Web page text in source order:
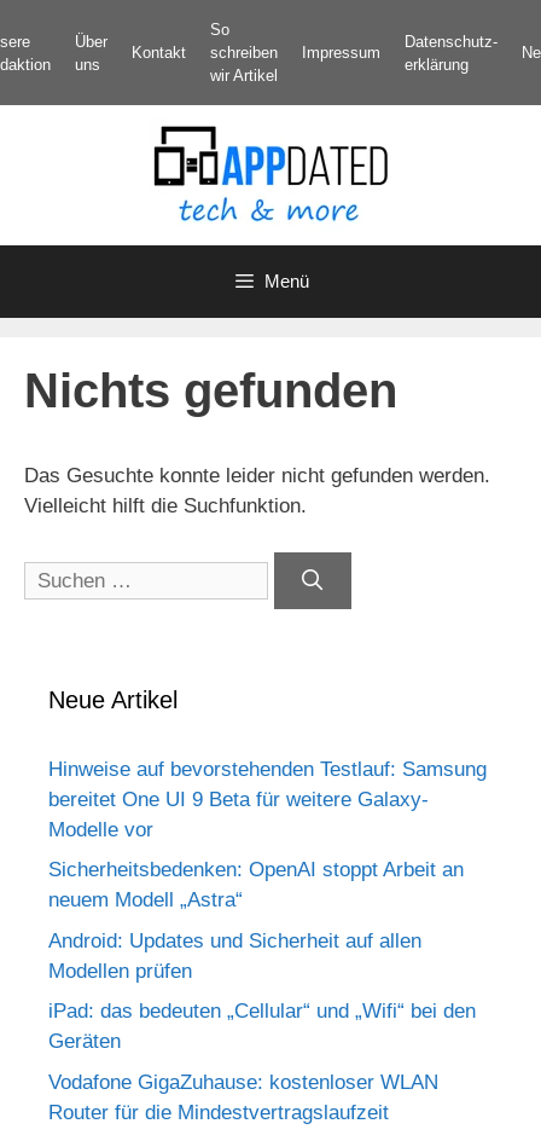
Inhalt
springen
Über
uns
Kontakt
So
schreiben
wir Artikel
Impressum
Datenschutz­
erklärung
Menü
Nichts gefunden
Das Gesuchte konnte leider nicht gefunden werden.
Vielleicht hilft die Suchfunktion.
Suchen
nach:
Neue Artikel
Hinweise auf bevorstehenden Testlauf: Samsung
bereitet One UI 9 Beta für weitere Galaxy-
Modelle vor
Sicherheitsbedenken: OpenAI stoppt Arbeit an
neuem Modell „Astra“
Android: Updates und Sicherheit auf allen
Modellen prüfen
iPad: das bedeuten „Cellular“ und „Wifi“ bei den
Geräten
Vodafone GigaZuhause: kostenloser WLAN
Router für die Mindestvertragslaufzeit